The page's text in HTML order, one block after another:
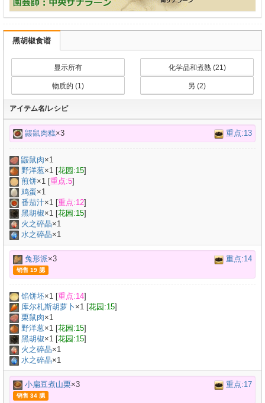
黑胡椒食谱
显示所有 化学品和煮熟 (21)
物质的 (1) 另 (2)
アイテム名/レシピ
鼹鼠肉糕×3 重点:13
鼹鼠肉×1
野洋葱×1 [花园:15]
煎饼×1 [重点:5]
鸡蛋×1
番茄汁×1 [重点:12]
黑胡椒×1 [花园:15]
火之碎晶×1
水之碎晶×1
兔形派×3 重点:14
销售 19 腮
馅饼坯×1 [重点:14]
库尔札斯胡萝卜 ×1 [花园:15]
栗鼠肉×1
野洋葱×1 [花园:15]
黑胡椒×1 [花园:15]
火之碎晶×1
水之碎晶×1
小扁豆煮山栗×3 重点:17
销售 34 腮